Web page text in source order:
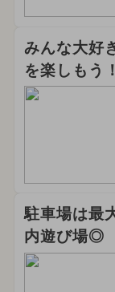
みんな大好
を楽しもう！
駐車場は最
内遊び場◎